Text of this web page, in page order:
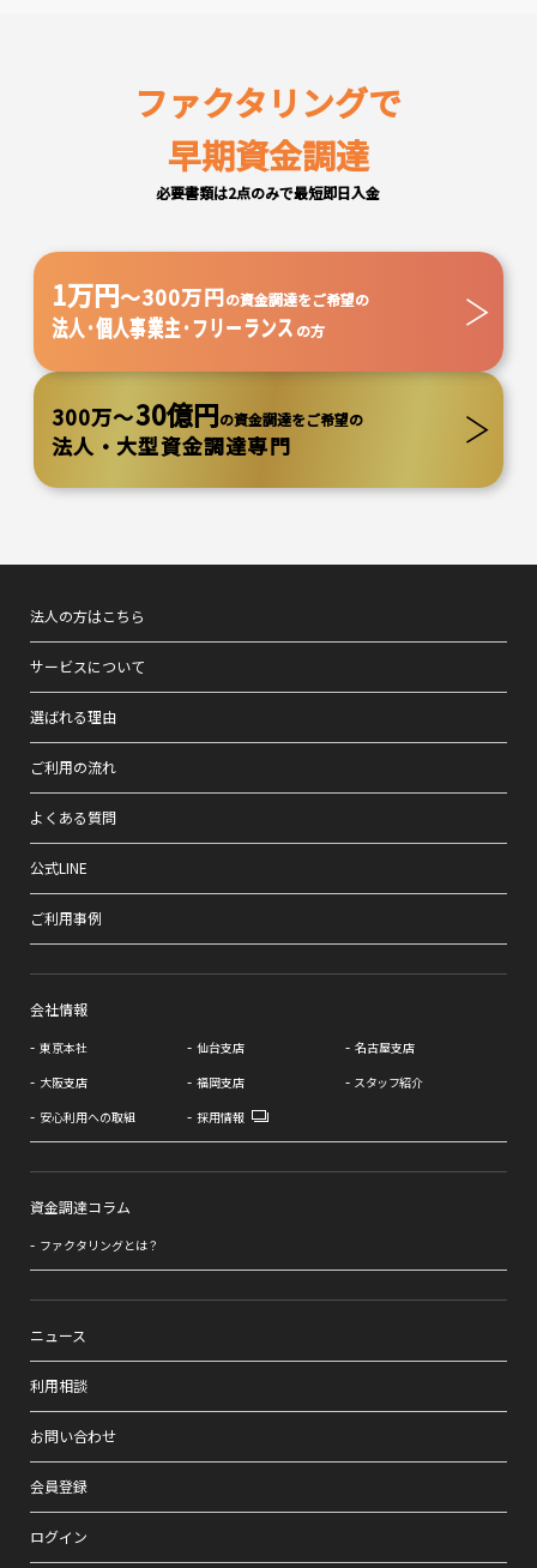
ファクタリングで
早期資金調達
必要書類は2点のみで最短即日入金
300万～30億円の資金調達をご希望の
法人・大型資金調達専門
1万円～300万円の資金調達をご希望の
法人･個人事業主･フリーランス の方
法人の方はこちら
サービスについて
選ばれる理由
ご利用の流れ
よくある質問
公式LINE
ご利用事例
会社情報
東京本社 仙台支店
名古屋支店
大阪支店
福岡支店
スタッフ紹介
安心利用への取組
採用情報
資金調達コラム
ファクタリングとは？
ニュース
利用相談
お問い合わせ
会員登録
ログイン